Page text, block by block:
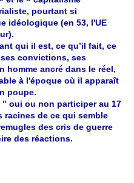
pourtant si
idéologique (en 53, l'UE
qui il est, ce qu’il fait, ce
convictions, ses
homme ancré dans le réel,
à l'époque où il apparaît
poupe.
oui ou non participer au 17
racines de ce qui semble
des cris de guerre
des réactions.